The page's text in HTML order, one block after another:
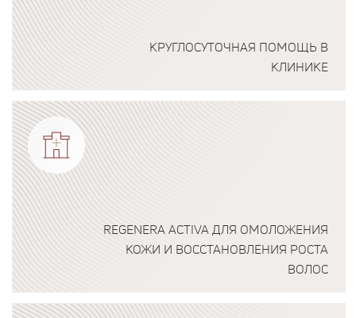
КРУГЛОСУТОЧНАЯ ПОМОЩЬ В
КЛИНИКЕ
Подробнее о программе
REGENERA ACTIVA ДЛЯ ОМОЛОЖЕНИЯ
КОЖИ И ВОССТАНОВЛЕНИЯ РОСТА
ВОЛОС
Подробнее о программе